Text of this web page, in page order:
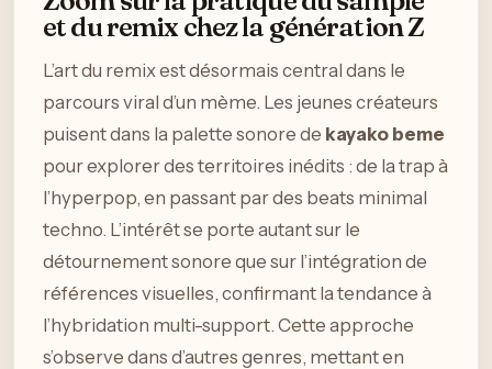
et du remix chez la génération Z
L’art du remix est désormais central dans le
parcours viral d’un mème. Les jeunes créateurs
puisent dans la palette sonore de kayako beme
pour explorer des territoires inédits : de la trap à
l’hyperpop, en passant par des beats minimal
techno. L’intérêt se porte autant sur le
détournement sonore que sur l’intégration de
références visuelles, confirmant la tendance à
l’hybridation multi-support. Cette approche
s’observe dans d’autres genres, mettant en